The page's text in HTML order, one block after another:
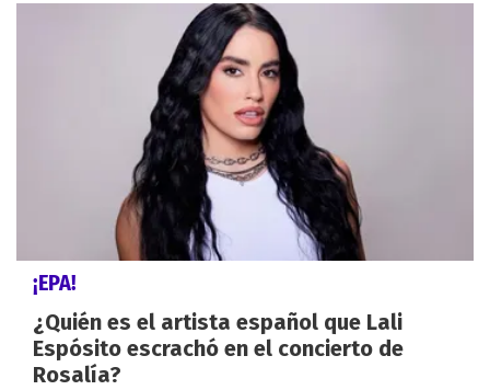
¡EPA!
¿Quién es el artista español que Lali
Espósito escrachó en el concierto de
Rosalía?